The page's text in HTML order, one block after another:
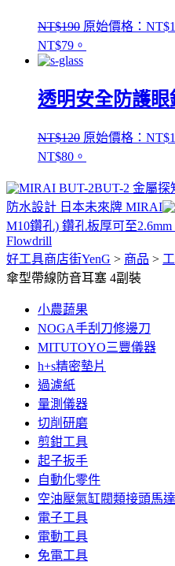
NT$190 原始價格：
NT$79。
透明安全防護眼
NT$120 原始價格：
NT$80。
BUT-2 金屬探
防水設計 日本未來牌 MIRAI
M10鑽孔) 鑽孔板厚可至
Flowdrill
好工具商店街YenG > 商品 >
傘型帶線防音耳塞 4副裝
小農蔬果
NOGA手刮刀修邊刀
MITUTOYO三豐儀器
h+s精密墊片
過濾紙
量測儀器
切削研磨
剪鉗工具
起子扳手
自動化零件
空油壓氣缸閥類接頭馬達
電子工具
電動工具
免電工具